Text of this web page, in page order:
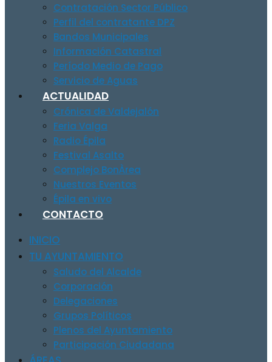
Contratación Sector Público
Perfil del contratante DPZ
Bandos Municipales
Información Catastral
Período Medio de Pago
Servicio de Aguas
ACTUALIDAD
Crónica de Valdejalón
Feria Valga
Radio Épila
Festival Asalto
Complejo BonÀrea
Nuestros Eventos
Épila en vivo
CONTACTO
INICIO
TU AYUNTAMIENTO
Saludo del Alcalde
Corporación
Delegaciones
Grupos Políticos
Plenos del Ayuntamiento
Participación Ciudadana